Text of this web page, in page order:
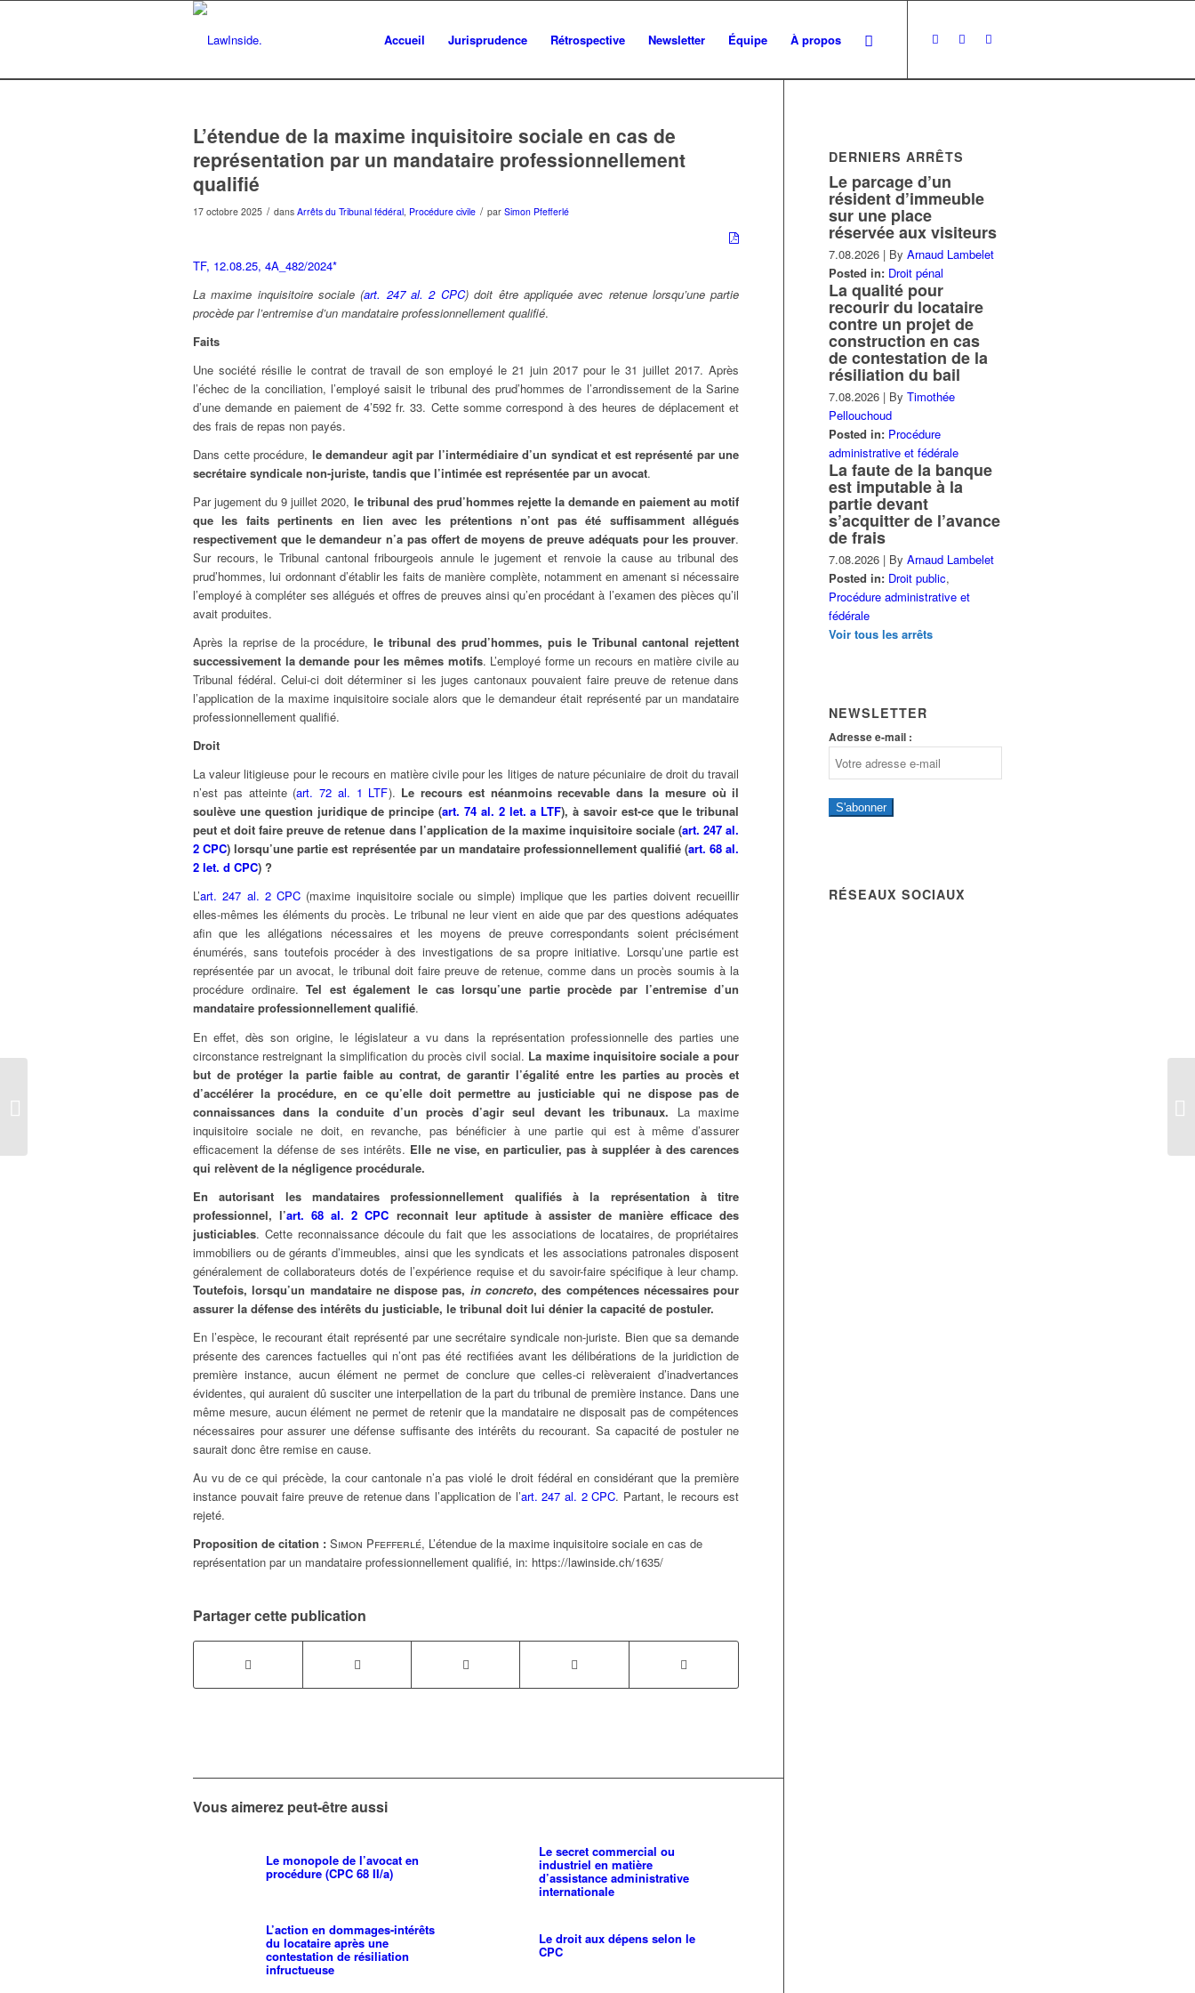
Accueil Jurisprudence Rétrospective Newsletter Équipe À propos
L’étendue de la maxime inquisitoire sociale en cas de
représentation par un mandataire professionnellement
qualifié
17 octobre 2025 / dans Arrêts du Tribunal fédéral, Procédure civile / par Simon Pfefferlé
TF, 12.08.25, 4A_482/2024*
La maxime inquisitoire sociale (art. 247 al. 2 CPC) doit être appliquée avec retenue lorsqu’une partie
procède par l’entremise d’un mandataire professionnellement qualifié.
Faits
Une société résilie le contrat de travail de son employé le 21 juin 2017 pour le 31 juillet 2017. Après
l’échec de la conciliation, l’employé saisit le tribunal des prud’hommes de l’arrondissement de la Sarine
d’une demande en paiement de 4’592 fr. 33. Cette somme correspond à des heures de déplacement et
des frais de repas non payés.
Dans cette procédure, le demandeur agit par l’intermédiaire d’un syndicat et est représenté par une
secrétaire syndicale non-juriste, tandis que l’intimée est représentée par un avocat.
Par jugement du 9 juillet 2020, le tribunal des prud’hommes rejette la demande en paiement au motif
que les faits pertinents en lien avec les prétentions n’ont pas été suffisamment allégués
respectivement que le demandeur n’a pas offert de moyens de preuve adéquats pour les prouver.
Sur recours, le Tribunal cantonal fribourgeois annule le jugement et renvoie la cause au tribunal des
prud’hommes, lui ordonnant d’établir les faits de manière complète, notamment en amenant si nécessaire
l’employé à compléter ses allégués et offres de preuves ainsi qu’en procédant à l’examen des pièces qu’il
avait produites.
Après la reprise de la procédure, le tribunal des prud’hommes, puis le Tribunal cantonal rejettent
successivement la demande pour les mêmes motifs. L’employé forme un recours en matière civile au
Tribunal fédéral. Celui-ci doit déterminer si les juges cantonaux pouvaient faire preuve de retenue dans
l’application de la maxime inquisitoire sociale alors que le demandeur était représenté par un mandataire
professionnellement qualifié.
Droit
La valeur litigieuse pour le recours en matière civile pour les litiges de nature pécuniaire de droit du travail
n’est pas atteinte (art. 72 al. 1 LTF). Le recours est néanmoins recevable dans la mesure où il
soulève une question juridique de principe (art. 74 al. 2 let. a LTF), à savoir est-ce que le tribunal
peut et doit faire preuve de retenue dans l’application de la maxime inquisitoire sociale (art. 247 al.
2 CPC) lorsqu’une partie est représentée par un mandataire professionnellement qualifié (art. 68 al.
2 let. d CPC) ?
L’art. 247 al. 2 CPC (maxime inquisitoire sociale ou simple) implique que les parties doivent recueillir
elles-mêmes les éléments du procès. Le tribunal ne leur vient en aide que par des questions adéquates
afin que les allégations nécessaires et les moyens de preuve correspondants soient précisément
énumérés, sans toutefois procéder à des investigations de sa propre initiative. Lorsqu’une partie est
représentée par un avocat, le tribunal doit faire preuve de retenue, comme dans un procès soumis à la
procédure ordinaire.Tel est également le cas lorsqu’une partie procède par l’entremise d’un
mandataire professionnellement qualifié.
En effet, dès son origine, le législateur a vu dans la représentation professionnelle des parties une
circonstance restreignant la simplification du procès civil social. La maxime inquisitoire sociale a pour
but de protéger la partie faible au contrat, de garantir l’égalité entre les parties au procès et
d’accélérer la procédure, en ce qu’elle doit permettre au justiciable qui ne dispose pas de
connaissances dans la conduite d’un procès d’agir seul devant les tribunaux. La maxime
inquisitoire sociale ne doit, en revanche, pas bénéficier à une partie qui est à même d’assurer
efficacement la défense de ses intérêts. Elle ne vise, en particulier, pas à suppléer à des carences
qui relèvent de la négligence procédurale.
En autorisant les mandataires professionnellement qualifiés à la représentation à titre
professionnel, l’art. 68 al. 2 CPC reconnait leur aptitude à assister de manière efficace des
justiciables. Cette reconnaissance découle du fait que les associations de locataires, de propriétaires
immobiliers ou de gérants d’immeubles, ainsi que les syndicats et les associations patronales disposent
généralement de collaborateurs dotés de l’expérience requise et du savoir-faire spécifique à leur champ.
Toutefois, lorsqu’un mandataire ne dispose pas, in concreto, des compétences nécessaires pour
assurer la défense des intérêts du justiciable, le tribunal doit lui dénier la capacité de postuler.
En l’espèce, le recourant était représenté par une secrétaire syndicale non-juriste. Bien que sa demande
présente des carences factuelles qui n’ont pas été rectifiées avant les délibérations de la juridiction de
première instance, aucun élément ne permet de conclure que celles-ci relèveraient d’inadvertances
évidentes, qui auraient dû susciter une interpellation de la part du tribunal de première instance. Dans une
même mesure, aucun élément ne permet de retenir que la mandataire ne disposait pas de compétences
nécessaires pour assurer une défense suffisante des intérêts du recourant. Sa capacité de postuler ne
saurait donc être remise en cause.
Au vu de ce qui précède, la cour cantonale n’a pas violé le droit fédéral en considérant que la première
instance pouvait faire preuve de retenue dans l’application de l’art. 247 al. 2 CPC. Partant, le recours est
rejeté.
Proposition de citation : Simon Pfefferlé, L’étendue de la maxime inquisitoire sociale en cas de
représentation par un mandataire professionnellement qualifié, in: https://lawinside.ch/1635/
Partager cette publication
Vous aimerez peut-être aussi
Le monopole de l’avocat en
procédure (CPC 68 II/a)
Le secret commercial ou
industriel en matière
d’assistance administrative
internationale
L’action en dommages-intérêts
du locataire après une
contestation de résiliation
infructueuse
Le droit aux dépens selon le
CPC
DERNIERS ARRÊTS
Le parcage d’un
résident d’immeuble
sur une place
réservée aux visiteurs
7.08.2026 | ByArnaud Lambelet
Posted in: Droit pénal
La qualité pour
recourir du locataire
contre un projet de
construction en cas
de contestation de la
résiliation du bail
7.08.2026 | ByTimothée
Pellouchoud
Posted in: Procédure
administrative et fédérale
La faute de la banque
est imputable à la
partie devant
s’acquitter de l’avance
de frais
7.08.2026 | ByArnaud Lambelet
Posted in: Droit public,
Procédure administrative et
fédérale
Voir tous les arrêts
NEWSLETTER
Adresse e-mail :
S'abonner
RÉSEAUX SOCIAUX